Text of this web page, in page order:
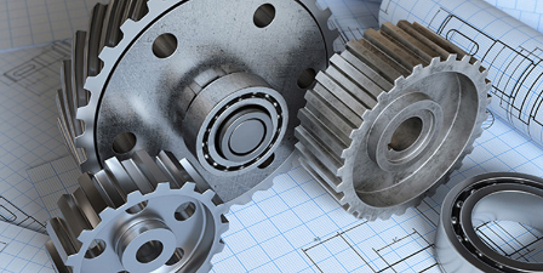
加工设备齐全
产品品质可靠，交货及时
·我们致力打造更好的服务体验，售前全面了解客户的需求，售中加料
调试，售后不定期回访，每一个环节都贯穿着用心，并不断提升。
·客服7*24小时全天候在线，为您解决问题，专业团队服务，为客户省
时、省力、省事、省钱。